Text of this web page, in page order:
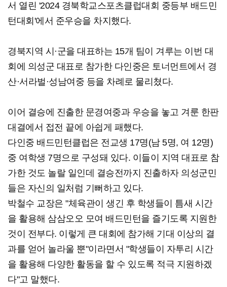
서 열린 '2024 경북학교스포츠클럽대회 중등부 배드민
턴대회'에서 준우승을 차지했다.
경북지역 시·군을 대표하는 15개 팀이 겨루는 이번 대
회에 의성군 대표로 참가한 다인중은 토너먼트에서 경
산·서라벌·성남여중 등을 차례로 물리쳤다.
이어 결승에 진출한 문경여중과 우승을 놓고 겨룬 한판
대결에서 접전 끝에 아쉽게 패했다.
다인중 배드민턴클럽은 전교생 17명(남 5명, 여 12명)
중 여학생 7명으로 구성돼 있다. 이들이 지역 대표로 참
가한 것도 놀랄 일인데 결승전까지 진출하자 의성군민
들은 자신의 일처럼 기뻐하고 있다.
박철수 교장은 "체육관이 생긴 후 학생들이 틈새 시간
을 활용해 삼삼오오 모여 배드민턴을 즐기도록 지원한
것이 전부다. 이렇게 큰 대회에 참가해 기대 이상의 결
과를 얻어 놀라울 뿐"이라면서 "학생들이 자투리 시간
을 활용해 다양한 활동을 할 수 있도록 적극 지원하겠
다"고 말했다.